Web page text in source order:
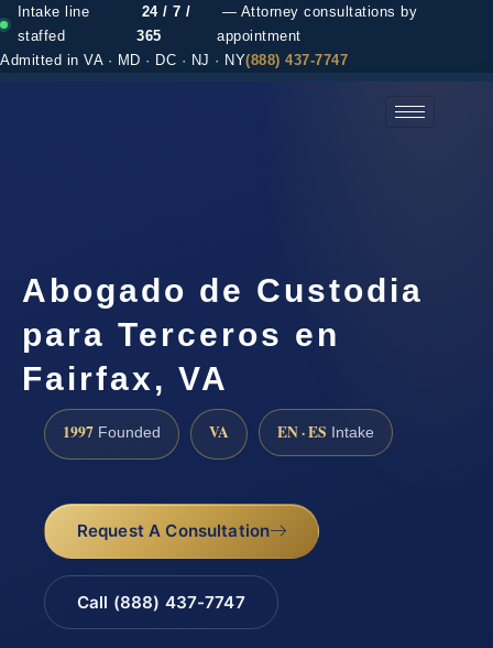
Intake line
staffed
24 / 7 /
365
— Attorney consultations by
appointment
Admitted in VA · MD · DC · NJ · NY(888) 437-7747
Abogado de Custodia
para Terceros en
Fairfax, VA
1997 Founded VA EN · ES Intake
Request A Consultation
Call (888) 437-7747